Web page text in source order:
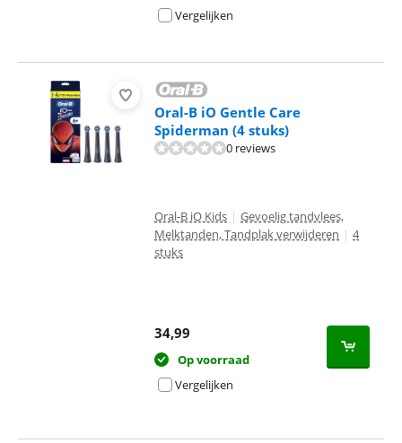
Vergelijken
Oral-B iO Gentle Care
Spiderman (4 stuks)
0 reviews
Oral-B iO Kids | Gevoelig tandvlees,
Melktanden, Tandplak verwijderen | 4
stuks
34,99
Op voorraad
Vergelijken